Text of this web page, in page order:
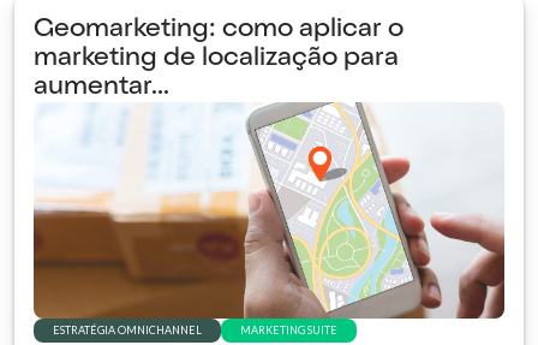
Geomarketing: como aplicar o
marketing de localização para
aumentar...
ESTRATÉGIA OMNICHANNEL MARKETING SUITE